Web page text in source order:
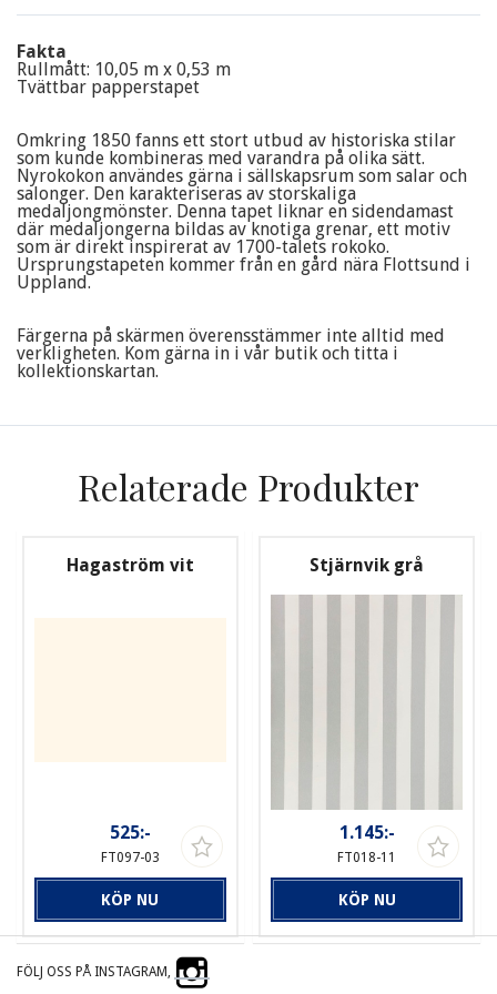
Fakta
Rullmått: 10,05 m x 0,53 m
Tvättbar papperstapet
Omkring 1850 fanns ett stort utbud av historiska stilar
som kunde kombineras med varandra på olika sätt.
Nyrokokon användes gärna i sällskapsrum som salar och
salonger. Den karakteriseras av storskaliga
medaljongmönster. Denna tapet liknar en sidendamast
där medaljongerna bildas av knotiga grenar, ett motiv
som är direkt inspirerat av 1700-talets rokoko.
Ursprungstapeten kommer från en gård nära Flottsund i
Uppland.
Färgerna på skärmen överensstämmer inte alltid med
verkligheten. Kom gärna in i vår butik och titta i
kollektionskartan.
Relaterade Produkter
Hagaström vit
525:-
FT097-03
KÖP NU
Stjärnvik grå
1.145:-
FT018-11
KÖP NU
FÖLJ OSS PÅ INSTAGRAM,